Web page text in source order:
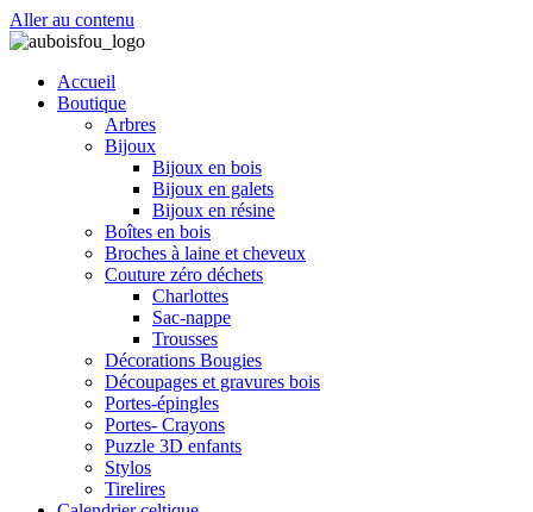
Aller au contenu
Accueil
Boutique
Arbres
Bijoux
Bijoux en bois
Bijoux en galets
Bijoux en résine
Boîtes en bois
Broches à laine et cheveux
Couture zéro déchets
Charlottes
Sac-nappe
Trousses
Décorations Bougies
Découpages et gravures bois
Portes-épingles
Portes- Crayons
Puzzle 3D enfants
Stylos
Tirelires